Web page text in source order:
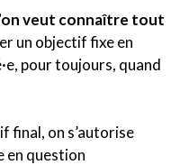
veut connaître tout
un objectif fixe en
pour toujours, quand
final, on s’autorise
en question